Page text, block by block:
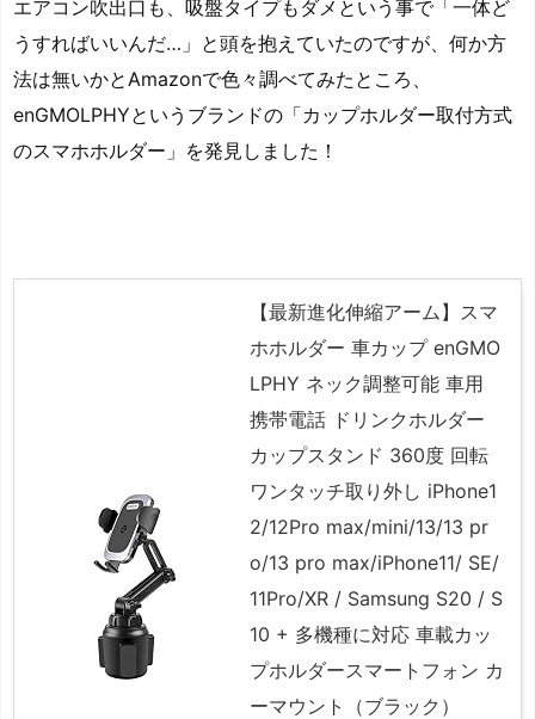
エアコン吹出口も、吸盤タイプもダメという事で「一体ど
うすればいいんだ…」と頭を抱えていたのですが、何か方
法は無いかとAmazonで色々調べてみたところ、
enGMOLPHYというブランドの「カップホルダー取付方式
のスマホホルダー」を発見しました！
【最新進化伸縮アーム】スマ
ホホルダー 車カップ enGMO
LPHY ネック調整可能 車用
携帯電話 ドリンクホルダー
カップスタンド 360度 回転
ワンタッチ取り外し iPhone1
2/12Pro max/mini/13/13 pr
o/13 pro max/iPhone11/ SE/
11Pro/XR / Samsung S20 / S
10 + 多機種に対応 車載カッ
プホルダースマートフォン カ
ーマウント（ブラック）